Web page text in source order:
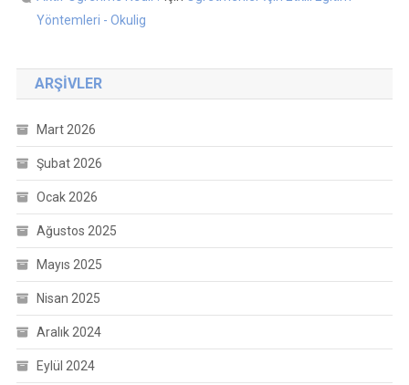
Yöntemleri - Okulig
ARŞIVLER
Mart 2026
Şubat 2026
Ocak 2026
Ağustos 2025
Mayıs 2025
Nisan 2025
Aralık 2024
Eylül 2024